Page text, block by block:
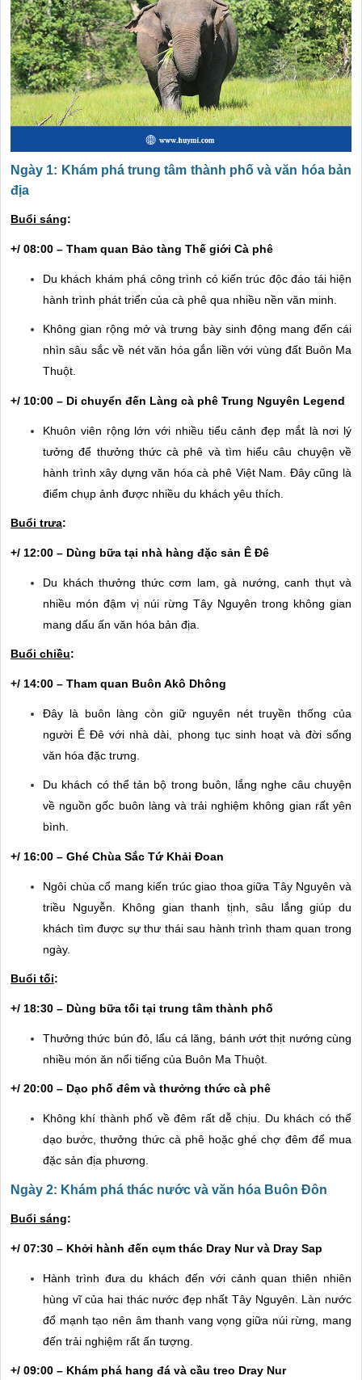
Ngày 1: Khám phá trung tâm thành phố và văn hóa bản
địa
Buổi sáng:
+/ 08:00 – Tham quan Bảo tàng Thế giới Cà phê
Du khách khám phá công trình có kiến trúc độc đáo tái hiện
hành trình phát triển của cà phê qua nhiều nền văn minh.
Không gian rộng mở và trưng bày sinh động mang đến cái
nhìn sâu sắc về nét văn hóa gắn liền với vùng đất Buôn Ma
Thuột.
+/ 10:00 – Di chuyển đến Làng cà phê Trung Nguyên Legend
Khuôn viên rộng lớn với nhiều tiểu cảnh đẹp mắt là nơi lý
tưởng để thưởng thức cà phê và tìm hiểu câu chuyện về
hành trình xây dựng văn hóa cà phê Việt Nam. Đây cũng là
điểm chụp ảnh được nhiều du khách yêu thích.
Buổi trưa:
+/ 12:00 – Dùng bữa tại nhà hàng đặc sản Ê Đê
Du khách thưởng thức cơm lam, gà nướng, canh thụt và
nhiều món đậm vị núi rừng Tây Nguyên trong không gian
mang dấu ấn văn hóa bản địa.
Buổi chiều:
+/ 14:00 – Tham quan Buôn Akô Dhông
Đây là buôn làng còn giữ nguyên nét truyền thống của
người Ê Đê với nhà dài, phong tục sinh hoạt và đời sống
văn hóa đặc trưng.
Du khách có thể tản bộ trong buôn, lắng nghe câu chuyện
về nguồn gốc buôn làng và trải nghiệm không gian rất yên
bình.
+/ 16:00 – Ghé Chùa Sắc Tứ Khải Đoan
Ngôi chùa cổ mang kiến trúc giao thoa giữa Tây Nguyên và
triều Nguyễn. Không gian thanh tịnh, sâu lắng giúp du
khách tìm được sự thư thái sau hành trình tham quan trong
ngày.
Buổi tối:
+/ 18:30 – Dùng bữa tối tại trung tâm thành phố
Thưởng thức bún đỏ, lẩu cá lăng, bánh ướt thịt nướng cùng
nhiều món ăn nổi tiếng của Buôn Ma Thuột.
+/ 20:00 – Dạo phố đêm và thưởng thức cà phê
Không khí thành phố về đêm rất dễ chịu. Du khách có thể
dạo bước, thưởng thức cà phê hoặc ghé chợ đêm để mua
đặc sản địa phương.
Ngày 2: Khám phá thác nước và văn hóa Buôn Đôn
Buổi sáng:
+/ 07:30 – Khởi hành đến cụm thác Dray Nur và Dray Sap
Hành trình đưa du khách đến với cảnh quan thiên nhiên
hùng vĩ của hai thác nước đẹp nhất Tây Nguyên. Làn nước
đổ mạnh tạo nên âm thanh vang vọng giữa núi rừng, mang
đến trải nghiệm rất ấn tượng.
+/ 09:00 – Khám phá hang đá và cầu treo Dray Nur